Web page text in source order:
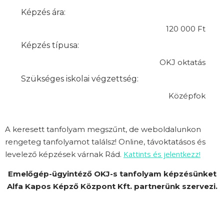
Képzés ára:
120 000 Ft
Képzés típusa:
OKJ oktatás
Szükséges iskolai végzettség:
Középfok
A keresett tanfolyam megszűnt, de weboldalunkon
rengeteg tanfolyamot találsz! Online, távoktatásos és
levelező képzések várnak Rád. Kattints és jelentkezz!
Emelőgép-ügyintéző OKJ-s tanfolyam képzésünket
Alfa Kapos Képző Központ Kft. partnerünk szervezi.